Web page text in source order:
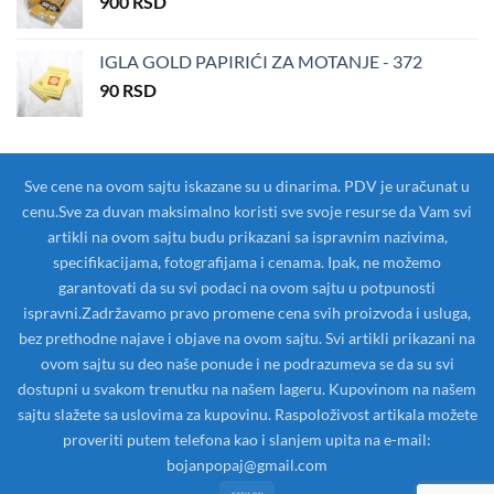
IGLA GOLD PAPIRIĆI ZA MOTANJE - 372
90 RSD
Sve cene na ovom sajtu iskazane su u dinarima. PDV je uračunat u
cenu.Sve za duvan maksimalno koristi sve svoje resurse da Vam svi
artikli na ovom sajtu budu prikazani sa ispravnim nazivima,
specifikacijama, fotografijama i cenama. Ipak, ne možemo
garantovati da su svi podaci na ovom sajtu u potpunosti
ispravni.Zadržavamo pravo promene cena svih proizvoda i usluga,
bez prethodne najave i objave na ovom sajtu. Svi artikli prikazani na
ovom sajtu su deo naše ponude i ne podrazumeva se da su svi
dostupni u svakom trenutku na našem lageru. Kupovinom na našem
sajtu slažete sa uslovima za kupovinu. Raspoloživost artikala možete
proveriti putem telefona kao i slanjem upita na e-mail:
bojanpopaj@gmail.com